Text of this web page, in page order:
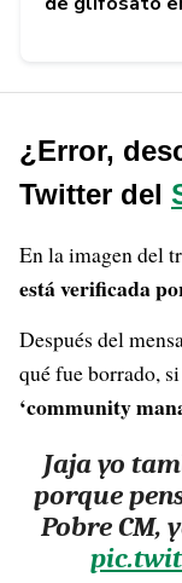
¿Error,
Twitter del
En la imagen del
está verificada
Después del
qué fue borrado,
‘community
Jaja yo
porque
Pobre CM,